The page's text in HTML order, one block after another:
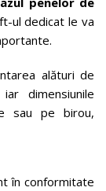
ul dedicat le va
alături de
dimensiunile
sau pe birou,
în conformitate